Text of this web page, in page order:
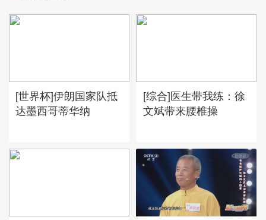
[世界杯]伊朗国家队抵
达墨西哥蒂华纳
[综合]医生带我练：徐
文斌带来腰椎操